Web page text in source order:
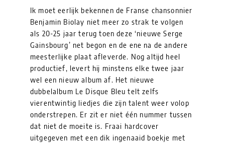
Ik moet eerlijk bekennen de Franse chansonnier
Benjamin Biolay niet meer zo strak te volgen
als 20-25 jaar terug toen deze ‘nieuwe Serge
Gainsbourg’ net begon en de ene na de andere
meesterlijke plaat afleverde. Nog altijd heel
productief, levert hij minstens elke twee jaar
wel een nieuw album af. Het nieuwe
dubbelalbum Le Disque Bleu telt zelfs
vierentwintig liedjes die zijn talent weer volop
onderstrepen. Er zit er niet één nummer tussen
dat niet de moeite is. Fraai hardcover
uitgegeven met een dik ingenaaid boekje met